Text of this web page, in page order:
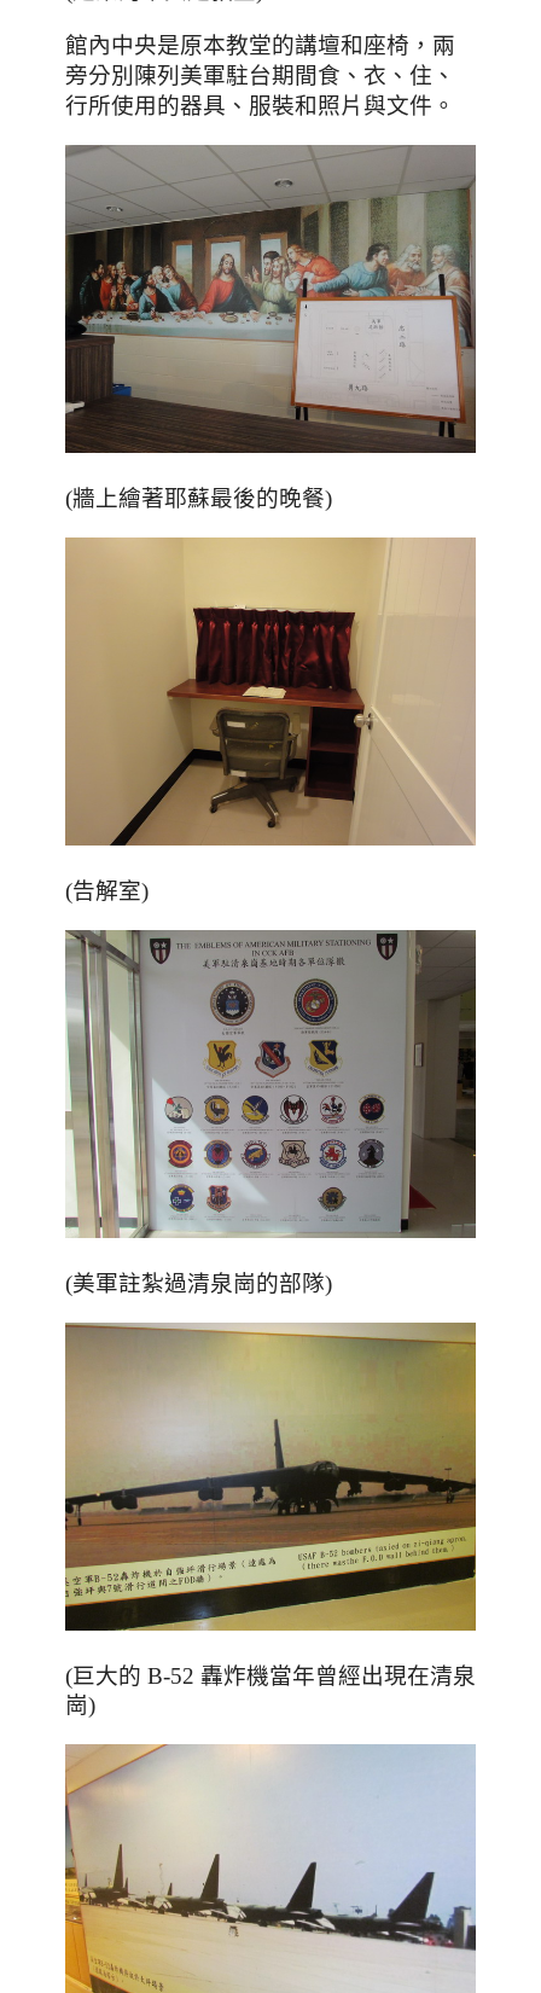
館內中央是原本教堂的講壇和座椅，兩
旁分別陳列美軍駐台期間食、衣、住、
行所使用的器具、服裝和照片與文件。
(牆上繪著耶蘇最後的晚餐)
(告解室)
(美軍註紮過清泉崗的部隊)
(巨大的 B-52 轟炸機當年曾經出現在清泉
崗)